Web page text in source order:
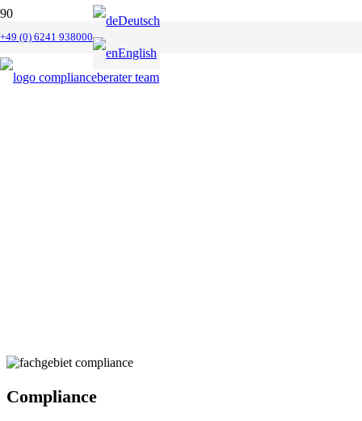
+49 (0) 6241 938000
Deutsch
English
Compliance